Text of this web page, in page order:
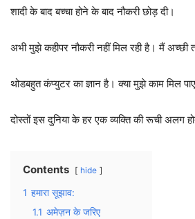
शादी के बाद बच्चा होने के बाद नौकरी छोड़ दी।
अभी मुझे कहीपर नौकरी नहीं मिल रही है। मैं
थोडबहुत कंप्युटर का ज्ञान है। क्या मुझे काम मिल
दोस्तों इस दुनिया के हर एक व्यक्ति की रूची अलग
Contents hide
1 हमारा सूझाव:
1.1 अमेज़न के जरिए